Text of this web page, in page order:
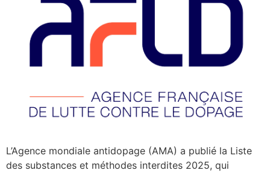
L’Agence mondiale antidopage (AMA) a publié la Liste
des substances et méthodes interdites 2025, qui